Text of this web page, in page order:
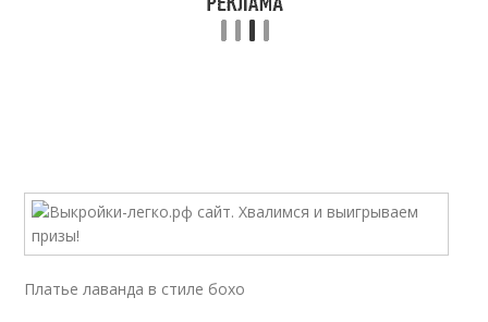
Платье лаванда в стиле бохо